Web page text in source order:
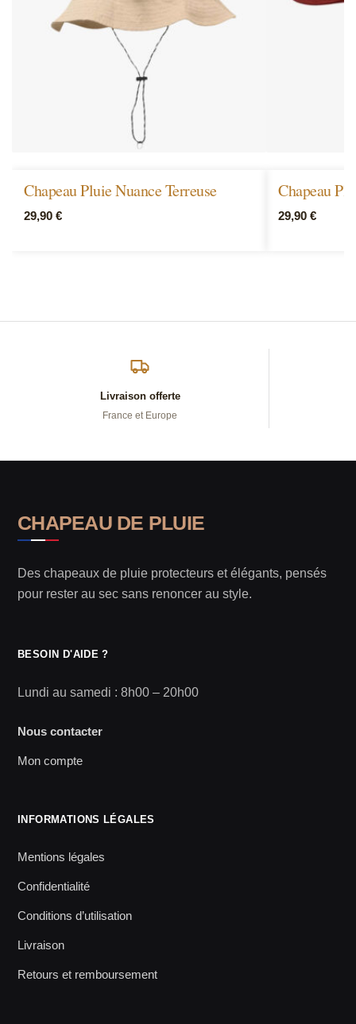
Chapeau Pluie Nuance Terreuse
29,90 €
Chapeau
29,90 €
Livraison offerte
France et Europe
CHAPEAU DE PLUIE
Des chapeaux de pluie protecteurs et élégants, pensés
pour rester au sec sans renoncer au style.
BESOIN D'AIDE ?
Lundi au samedi : 8h00 – 20h00
Nous contacter
Mon compte
INFORMATIONS LÉGALES
Mentions légales
Confidentialité
Conditions d’utilisation
Livraison
Retours et remboursement